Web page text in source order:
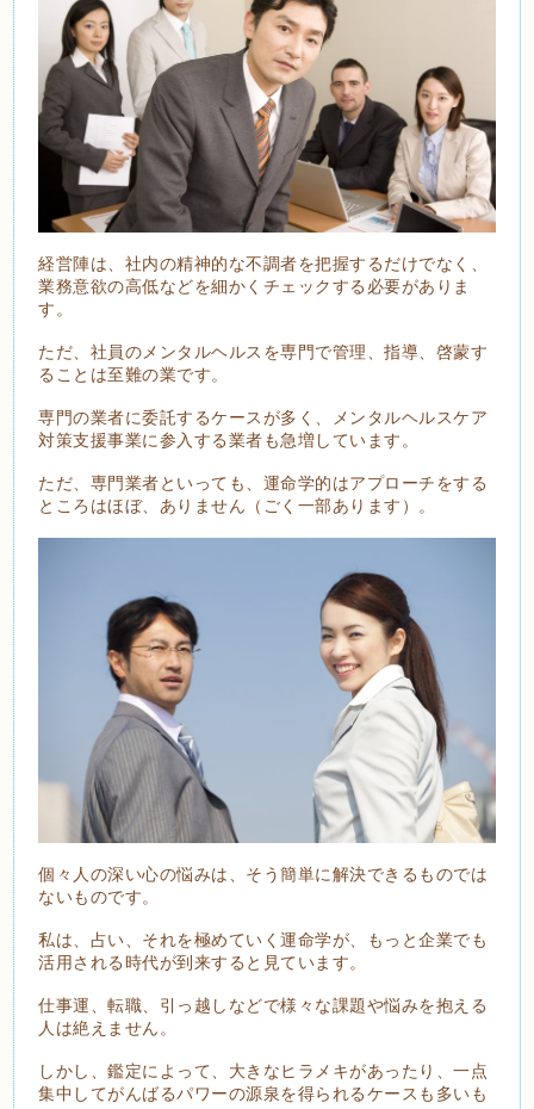
経営陣は、社内の精神的な不調者を把握するだけでなく、
業務意欲の高低などを細かくチェックする必要がありま
す。
ただ、社員のメンタルヘルスを専門で管理、指導、啓蒙す
ることは至難の業です。
専門の業者に委託するケースが多く、メンタルヘルスケア
対策支援事業に参入する業者も急増しています。
ただ、専門業者といっても、運命学的はアプローチをする
ところはほぼ、ありません（ごく一部あります）。
個々人の深い心の悩みは、そう簡単に解決できるものでは
ないものです。
私は、占い、それを極めていく運命学が、もっと企業でも
活用される時代が到来すると見ています。
仕事運、転職、引っ越しなどで様々な課題や悩みを抱える
人は絶えません。
しかし、鑑定によって、大きなヒラメキがあったり、一点
集中してがんばるパワーの源泉を得られるケースも多いも